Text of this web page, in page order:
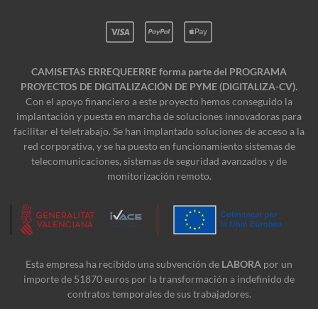
CAMISETAS ERREQUEERRE forma parte del PROGRAMA
PROYECTOS DE DIGITALIZACIÓN DE PYME (DIGITALIZA-CV).
Con el apoyo financiero a este proyecto hemos conseguido la
implantación y puesta en marcha de soluciones innovadoras para
facilitar el teletrabajo. Se han implantado soluciones de acceso a la
red corporativa, y se ha puesto en funcionamiento sistemas de
telecomunicaciones, sistemas de seguridad avanzados y de
monitorización remoto.
Esta empresa ha recibido una subvención de LABORA por un
importe de 51870 euros por la transformación a indefinido de
contratos temporales de sus trabajadores.